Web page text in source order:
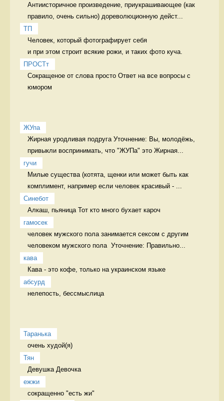
Антиисторичное произведение, приукрашивающее (как
правило, очень сильно) дореволюционную дейст...
ТП
Человек, который фотографирует себя
и при этом строит всякие рожи, и таких фото куча.
ПРОСТт
Сокращеное от слова просто Ответ на все вопросы с
юмором
ЖУпа
Жирная уродливая подруга Уточнение: Вы, молодёжь,
привыкли воспринимать, что "ЖУПа" это Жирная...
гучи
Милые существа (котята, щенки или может быть как
комплимент, например если человек красивый - ...
Синебот
Алкаш, пьяница Тот кто много бухает кароч
гамосек
человек мужского пола занимается сексом с другим
человеком мужского пола  Уточнение: Правильно...
кава
Кава - это кофе, только на украинском языке
абсурд
нелепость, бессмыслица
Таранька
очень худой(я)
Тян
Девушка Девочка
ежжи
сокращенно "есть жи"